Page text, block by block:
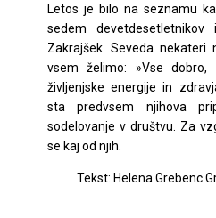
Letos je bilo na seznamu
sedem
Zakrajšek. Seveda nekateri
vsem želimo: »Vse dobro,
življenjske energije in
sta predvsem njihova
sodelovanje v društvu. Za
se kaj od njih.
Tekst: Helena Grebenc